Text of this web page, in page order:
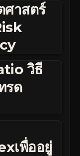
ศาสตร์
วิธี
รด
เพื่ออยู่